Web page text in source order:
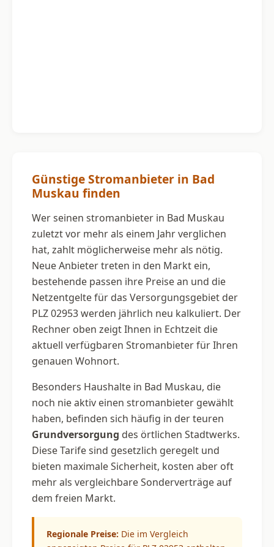
Günstige Stromanbieter in Bad
Muskau finden
Wer seinen stromanbieter in Bad Muskau
zuletzt vor mehr als einem Jahr verglichen
hat, zahlt möglicherweise mehr als nötig.
Neue Anbieter treten in den Markt ein,
bestehende passen ihre Preise an und die
Netzentgelte für das Versorgungsgebiet der
PLZ 02953 werden jährlich neu kalkuliert. Der
Rechner oben zeigt Ihnen in Echtzeit die
aktuell verfügbaren Stromanbieter für Ihren
genauen Wohnort.
Besonders Haushalte in Bad Muskau, die
noch nie aktiv einen stromanbieter gewählt
haben, befinden sich häufig in der teuren
Grundversorgung des örtlichen Stadtwerks.
Diese Tarife sind gesetzlich geregelt und
bieten maximale Sicherheit, kosten aber oft
mehr als vergleichbare Sonderverträge auf
dem freien Markt.
Regionale Preise: Die im Vergleich